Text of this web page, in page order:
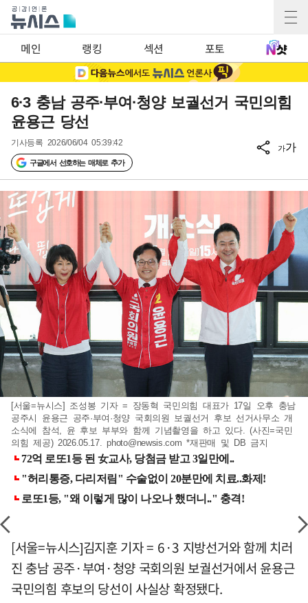
메인 랭킹 섹션 포토
6·3 충남 공주·부여·청양 보궐선거 국민의힘
윤용근 당선
기사등록 2026/06/04 05:39:42
구글에서 선호하는 매체로 추가
가가
[서울=뉴시스] 조성봉 기자 = 장동혁 국민의힘 대표가 17일 오후 충남
공주시 윤용근 공주·부여·청양 국회의원 보궐선거 후보 선거사무소 개
소식에 참석, 윤 후보 부부와 함께 기념촬영을 하고 있다. (사진=국민
의힘 제공) 2026.05.17.photo@newsis.com *재판매 및 DB 금지
[서울=뉴시스]김지훈 기자 = 6·3 지방선거와 함께 치러
진 충남 공주·부여·청양 국회의원 보궐선거에서 윤용근
국민의힘 후보의 당선이 사실상 확정됐다.